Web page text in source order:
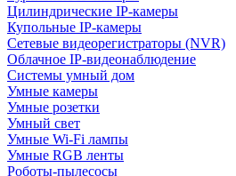
Цилиндрические IP-камеры
Купольные IP-камеры
Сетевые видеорегистраторы (NVR)
Облачное IP-видеонаблюдение
Системы умный дом
Умные камеры
Умные розетки
Умный свет
Умные Wi-Fi лампы
Умные RGB ленты
Роботы-пылесосы